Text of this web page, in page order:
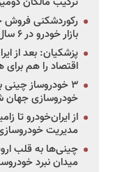
رکوردشکنی فروش
بازار خودرو در ۶ سال اخیر
پزشکیان: بعد از
اقتصاد را هم
خودروسازی جهان
از ایران‌خودرو تا
مدیریت
میدان نبرد